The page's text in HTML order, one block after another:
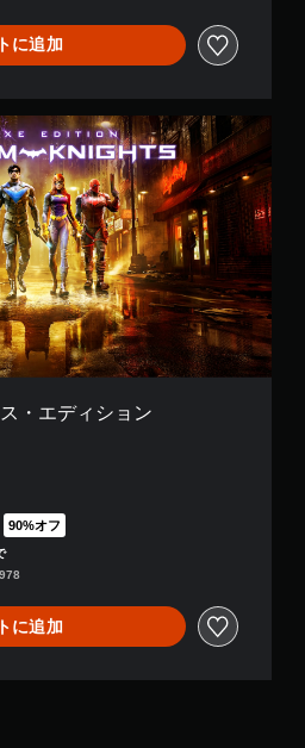
に追加
・エディション
より値引き
90%オフ
に追加